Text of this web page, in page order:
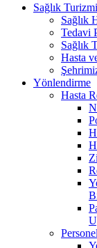
Sağlık Turizmi
Sağlık
Tedavi
Sağlık
Hasta
Yönlendirme
Hasta